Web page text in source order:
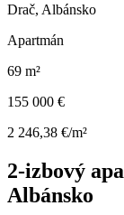
Drač, Albánsko
Apartmán
69 m²
155 000 €
2 246,38 €/m²
2-izbový
Albánsko